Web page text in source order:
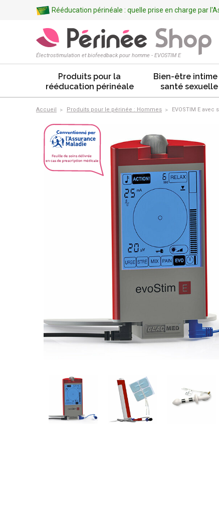
Rééducation périnéale : quelle prise en charge par
Électrostimulation et biofeedback pour homme - EVOSTIM E
Produits pour la
rééducation périnéale
Bien-être intime
santé sexuelle
Accueil Produits pour le périnée : Hommes EVOSTIM E avec